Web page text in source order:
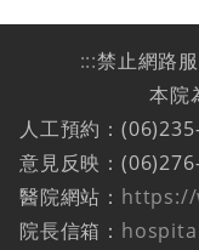
:::禁止網路
本院
人工預約：
意見反映：
醫院網站： https://
院長信箱：